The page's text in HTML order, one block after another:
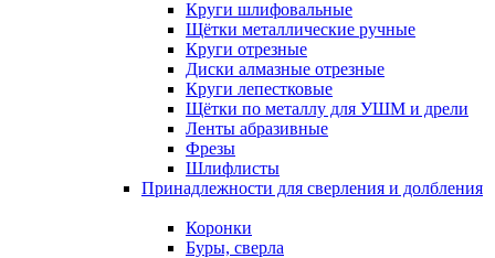
Круги шлифовальные
Щётки металлические ручные
Круги отрезные
Диски алмазные отрезные
Круги лепестковые
Щётки по металлу для УШМ и дрели
Ленты абразивные
Фрезы
Шлифлисты
Принадлежности для сверления и долбления
Коронки
Буры, сверла